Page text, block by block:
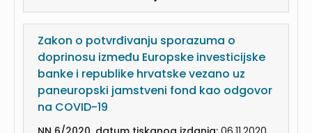
Zakon o potvrđivanju sporazuma o
doprinosu između Europske investicijske
banke i republike hrvatske vezano uz
paneuropski jamstveni fond kao odgovor
na COVID-19